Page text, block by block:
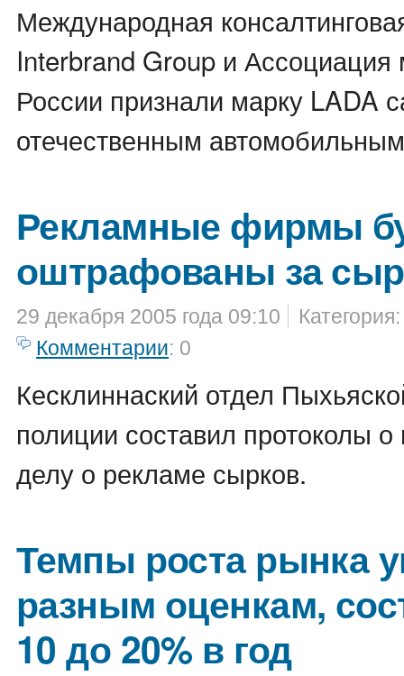
Международная
Interbrand Group и
России признали марку LADA
отечественным
Рекламные фирмы
оштрафованы за
29 декабря 2005 года 09:10
Комментарии: 0
Кесклиннаский отдел
полиции составил протоколы о
делу о рекламе сырков.
Темпы роста рынка
разным оценкам,
10 до 20% в год